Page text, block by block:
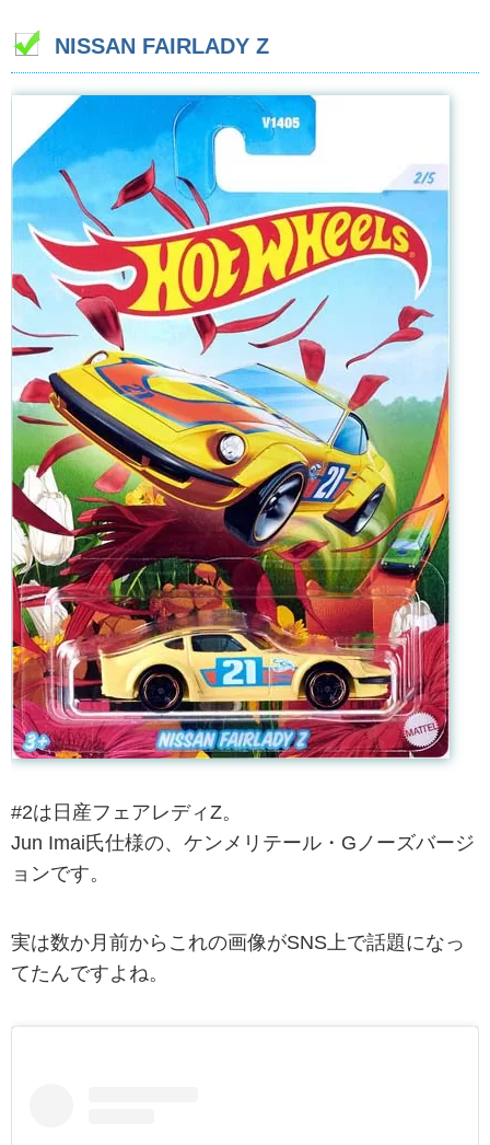
NISSAN FAIRLADY Z
#2は日産フェアレディZ。
Jun Imai氏仕様の、ケンメリテール・Gノーズバージ
ョンです。
実は数か月前からこれの画像がSNS上で話題になっ
てたんですよね。